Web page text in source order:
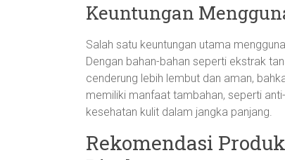
Keuntungan
Salah satu keuntungan utama
Dengan bahan-bahan seperti ekstrak
cenderung lebih lembut dan aman,
memiliki manfaat tambahan, seperti
kesehatan kulit dalam jangka panjang.
Rekomendasi